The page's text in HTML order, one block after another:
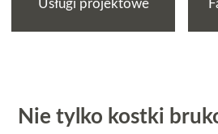
Usługi projektowe
Nie tylko kostki